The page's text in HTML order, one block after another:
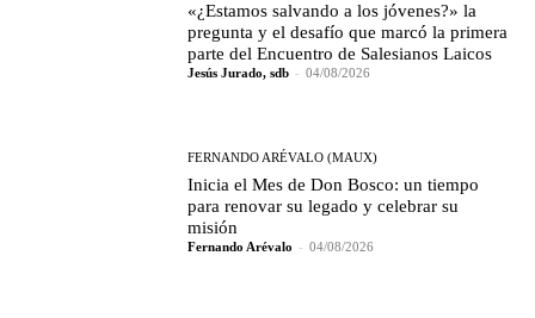
«¿Estamos salvando a los jóvenes?» la
pregunta y el desafío que marcó la primera
parte del Encuentro de Salesianos Laicos
Jesús Jurado, sdb - 04/08/2026
FERNANDO ARÉVALO (MAUX)
Inicia el Mes de Don Bosco: un tiempo
para renovar su legado y celebrar su
misión
Fernando Arévalo - 04/08/2026